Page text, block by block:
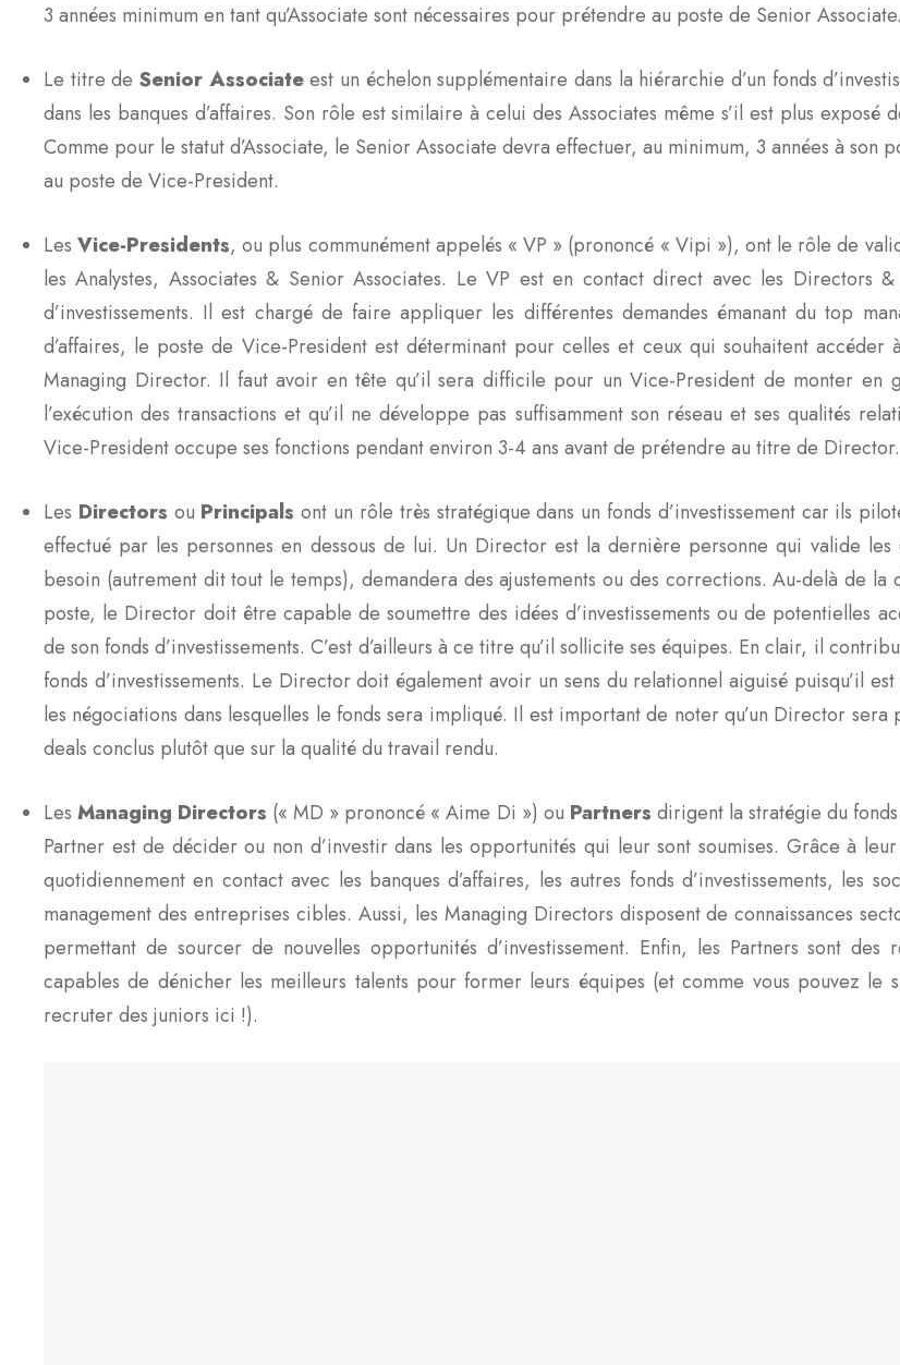
3 années minimum en tant qu’Associate sont nécessaires pour prétendre au poste de Senior Associate.
Le titre deSenior Associateest un échelon supplémentaire dans la hiérarchie d’un fonds
dans les banques d’affaires. Son rôle est similaire à celui des Associates même s’il est plus exposé
Comme pour le statut d’Associate, le Senior Associate devra effectuer, au minimum, 3 années à son
au poste de Vice-President.
LesVice-Presidents, ou plus communément appelés « VP » (prononcé « Vipi »), ont le rôle de
les Analystes, Associates & Senior Associates. Le VP est en contact direct avec les Directors
d’investissements. Il est chargé de faire appliquer les différentes demandes émanant du top
d’affaires, le poste de Vice-President est déterminant pour celles et ceux qui souhaitent
Managing Director. Il faut avoir en tête qu’il sera difficile pour un Vice-President de monter en
l’exécution des transactions et qu’il ne développe pas suffisamment son réseau et ses qualités
Vice-President occupe ses fonctions pendant environ 3-4 ans avant de prétendre au titre de
Les Directors ou Principals ont un rôle très stratégique dans un fonds d’investissement car ils
effectué par les personnes en dessous de lui. Un Director est la dernière personne qui valide
besoin (autrement dit tout le temps), demandera des ajustements ou des corrections. Au-delà de la
poste, le Director doit être capable de soumettre des idées d’investissements ou de potentielles
de son fonds d’investissements. C’est d’ailleurs à ce titre qu’il sollicite ses équipes. En clair, il
fonds d’investissements. Le Director doit également avoir un sens du relationnel aiguisé puisqu’il
les négociations dans lesquelles le fonds sera impliqué. Il est important de noter qu’un Director
deals conclus plutôt que sur la qualité du travail rendu.
LesManaging Directors (« MD » prononcé « Aime Di ») ou Partners dirigent la stratégie du fonds
Partner est de décider ou non d’investir dans les opportunités qui leur sont soumises. Grâce à
quotidiennement en contact avec les banques d’affaires, les autres fonds d’investissements, les
management des entreprises cibles. Aussi, les Managing Directors disposent de connaissances
permettant de sourcer de nouvelles opportunités d’investissement. Enfin, les Partners sont des
capables de dénicher les meilleurs talents pour former leurs équipes (et comme vous pouvez le
recruter des juniors ici !).